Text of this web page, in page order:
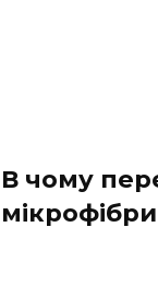
В чому